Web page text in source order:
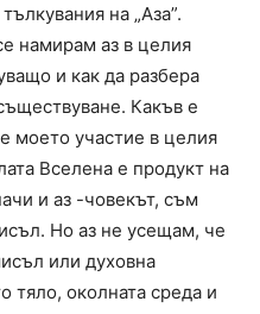
на „Аза”.
намирам аз в целия
и как да разбера
Какъв е
моето участие в целия
Вселена е продукт на
и аз -човекът, съм
Но аз не усещам, че
или духовна
околната среда и